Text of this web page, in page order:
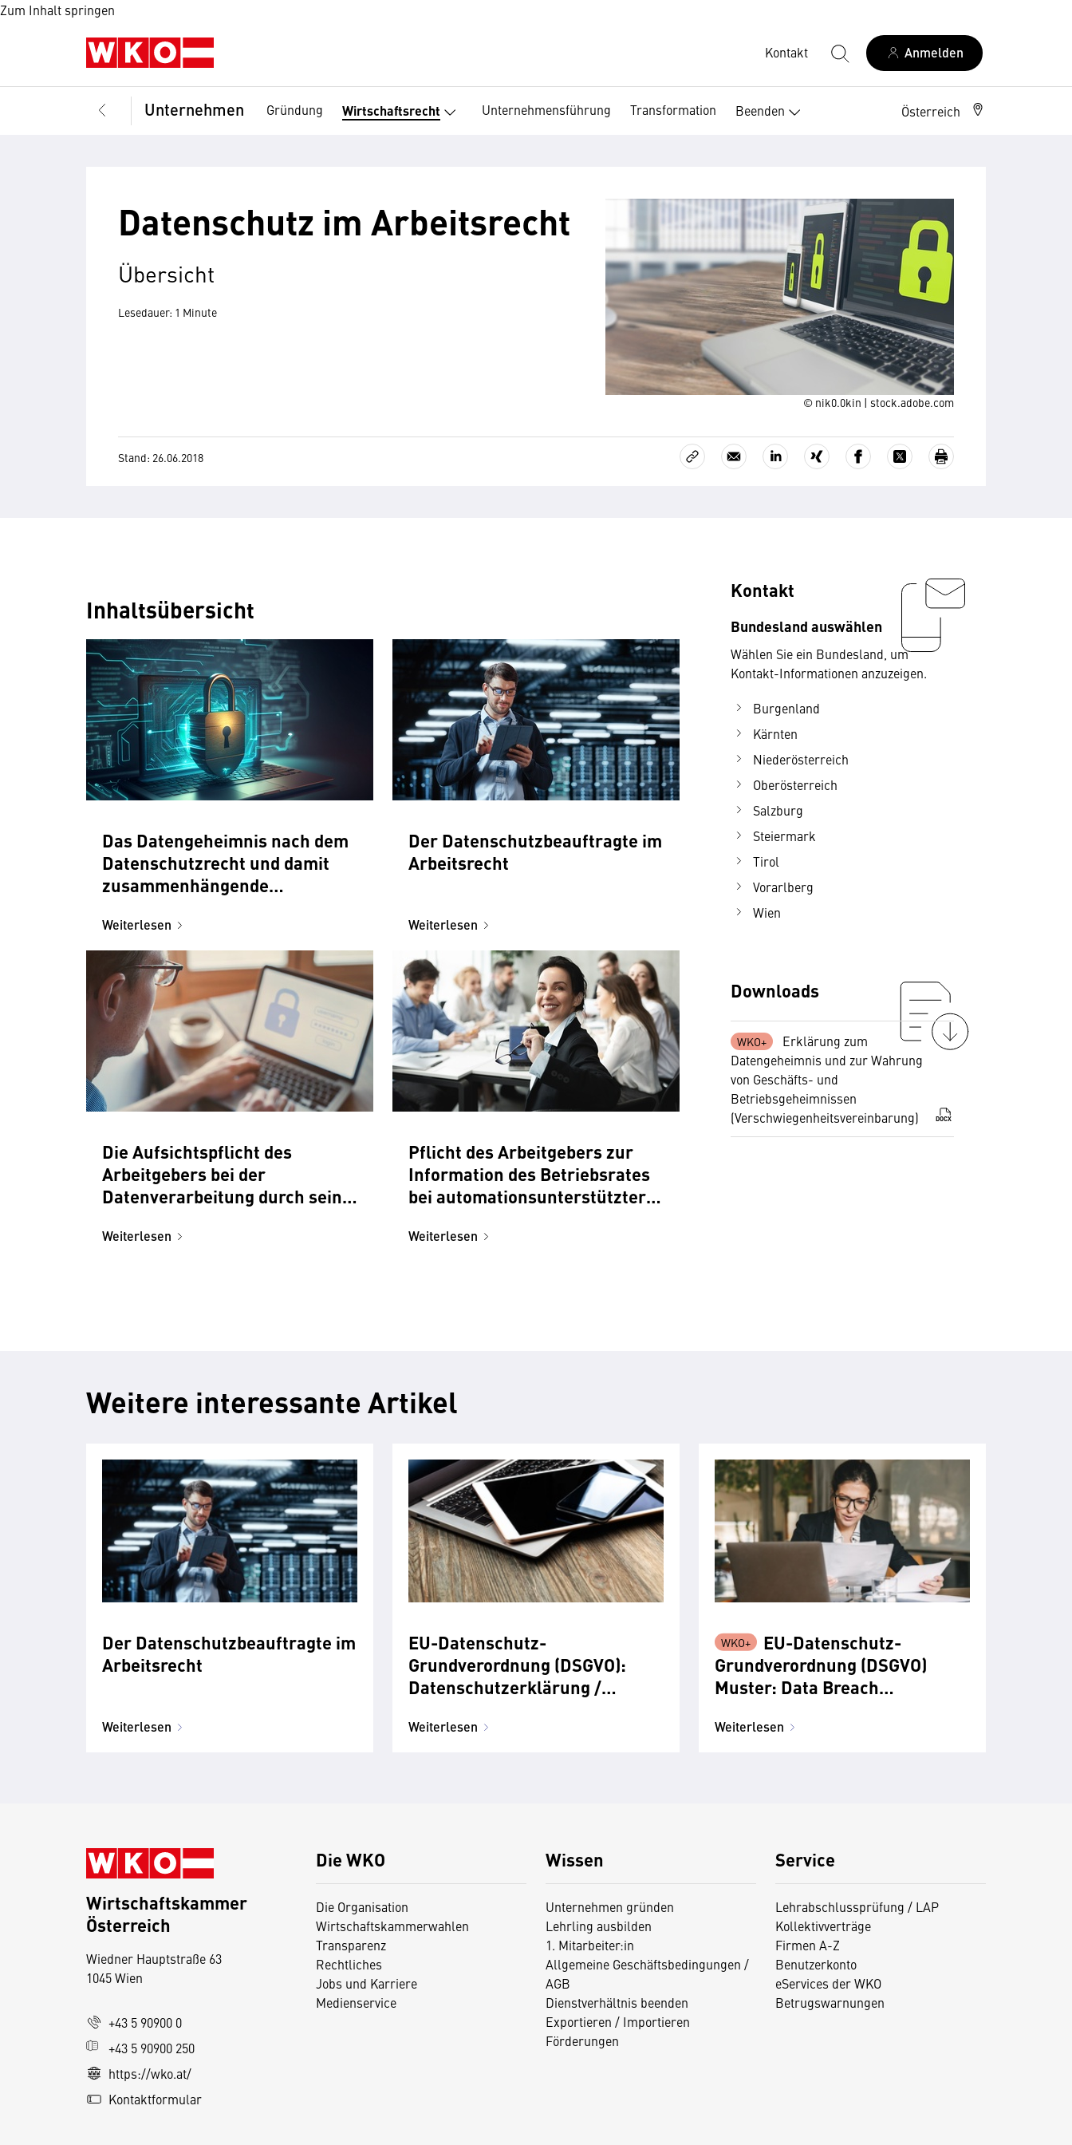
Zum Inhalt springen
Kontakt Anmelden
Unternehmen Gründung Wirtschaftsrecht Unternehmensführung Transformation Beenden Österreich
© nik0.0kin | stock.adobe.com
Datenschutz im Arbeitsrecht
Übersicht
Lesedauer: 1 Minute
Stand: 26.06.2018
Inhaltsübersicht
Das Datengeheimnis nach dem
Datenschutzrecht und damit
zusammenhängende
Rahmenbedingungen
Weiterlesen
Der Datenschutzbeauftragte im
Arbeitsrecht
Weiterlesen
Die Aufsichtspflicht des
Arbeitgebers bei der
Datenverarbeitung durch seine
Weiterlesen
Pflicht des Arbeitgebers zur
Information des Betriebsrates
bei automationsunterstützter
Mitarbeiterdaten
Weiterlesen
Kontakt
Bundesland auswählen
Wählen Sie ein Bundesland, um
Kontakt-Informationen anzuzeigen.
Burgenland
Kärnten
Niederösterreich
Oberösterreich
Salzburg
Steiermark
Tirol
Vorarlberg
Wien
Downloads
Erklärung zum
Datengeheimnis und zur Wahrung
von Geschäfts- und
Betriebsgeheimnissen
(Verschwiegenheitsvereinbarung)
DOCX
Weitere interessante Artikel
Der Datenschutzbeauftragte im
Arbeitsrecht
Weiterlesen
EU-Datenschutz-
Grundverordnung (DSGVO):
Datenschutzerklärung /
Weiterlesen
EU-Datenschutz-
Grundverordnung (DSGVO)
Muster: Data Breach
der betroffenen Person
Weiterlesen
Die WKO
Die Organisation
Wirtschaftskammerwahlen
Transparenz
Rechtliches
Jobs und Karriere
Medienservice
Wissen
Unternehmen gründen
Lehrling ausbilden
1. Mitarbeiter:in
Allgemeine Geschäftsbedingungen /
AGB
Dienstverhältnis beenden
Exportieren / Importieren
Förderungen
Service
Lehrabschlussprüfung / LAP
Kollektivverträge
Firmen A-Z
Benutzerkonto
eServices der WKO
Betrugswarnungen
Wirtschaftskammer
Österreich
Wiedner Hauptstraße 63
1045 Wien
+43 5 90900 0
+43 5 90900 250
https://wko.at/
Kontaktformular